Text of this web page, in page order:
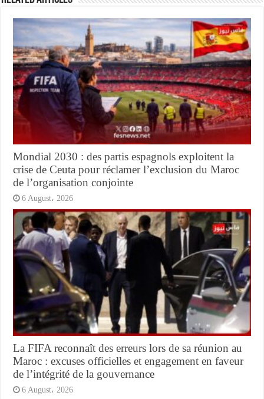
Mondial 2030 : des partis espagnols exploitent la
crise de Ceuta pour réclamer l’exclusion du Maroc
de l’organisation conjointe
6 August، 2026
La FIFA reconnaît des erreurs lors de sa réunion au
Maroc : excuses officielles et engagement en faveur
de l’intégrité de la gouvernance
6 August، 2026